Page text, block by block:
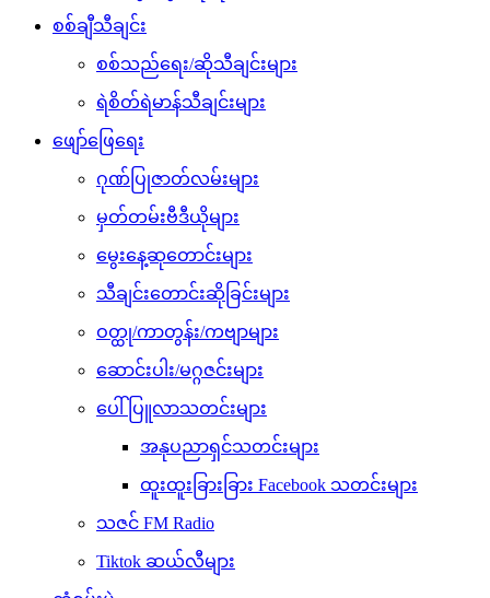
စစ်ချီသီချင်း
စစ်သည်ရေး/ဆိုသီချင်းများ
ရဲစိတ်ရဲမာန်သီချင်းများ
ဖျော်ဖြေရေး
ဂုဏ်ပြုဇာတ်လမ်းများ
မှတ်တမ်းဗီဒီယိုများ
မွေးနေ့ဆုတောင်းများ
သီချင်းတောင်းဆိုခြင်းများ
ဝတ္ထု/ကာတွန်း/ကဗျာများ
ဆောင်းပါး/မဂ္ဂဇင်းများ
ပေါ်ပြူလာသတင်းများ
အနုပညာရှင်သတင်းများ
ထူးထူးခြားခြား Facebook သတင်းများ
သဇင် FM Radio
Tiktok ဆယ်လီများ